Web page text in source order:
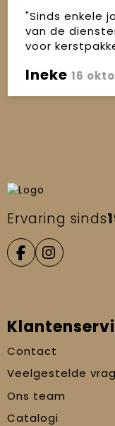
"Sinds enkele
van de
voor
Ineke 16
Ervaring sinds
Contact
Veelgestelde
Ons team
Catalogi